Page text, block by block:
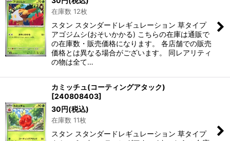
在庫数 12枚
スタン スタンダードレギュレーション 草タイプ
アゴジムシ(おそいかかる) こちらの在庫は通販で
の在庫数・販売価格になります。 各店舗での販売
価格とは異なる場合がございます。 同レアリティ
の物は全て…
カミッチュ(コーティングアタック)
[240808403]
30円(税込)
在庫数 11枚
スタン スタンダードレギュレーション 草タイプ